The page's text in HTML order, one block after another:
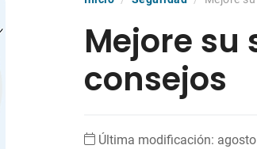
Mejore su
consejos
Última modificación: